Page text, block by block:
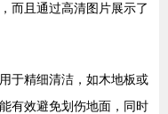
而且通过高清图片展示了
于精细清洁，如木地板或
有效避免划伤地面，同时